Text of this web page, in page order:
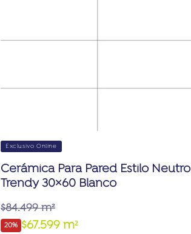
Exclusivo Online
Cerámica Para Pared Estilo Neutro
Trendy 30×60 Blanco
$84.499 m²
20% $67.599 m²